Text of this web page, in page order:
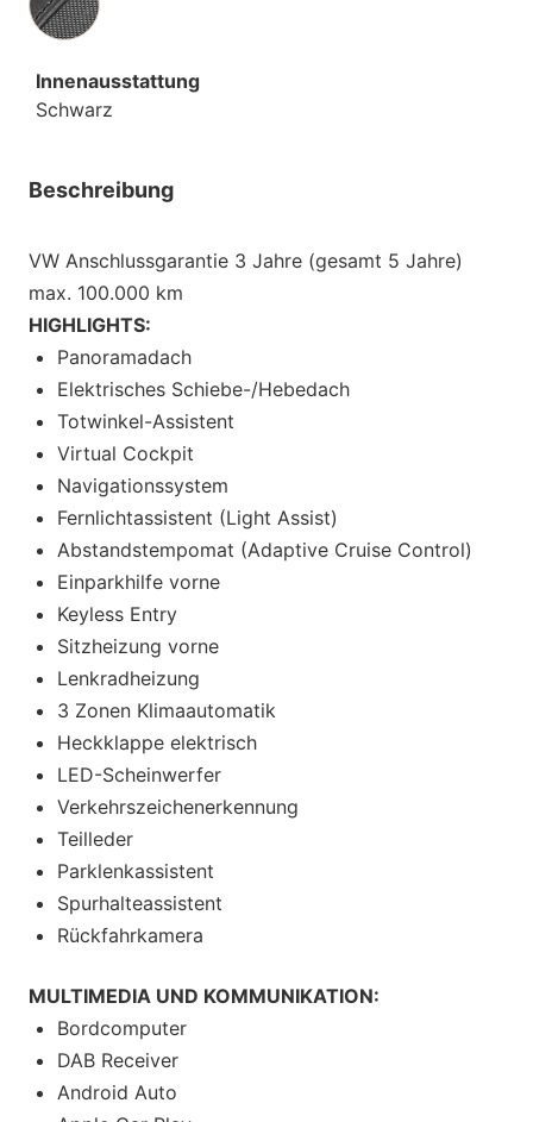
Innenausstattung
Schwarz
Beschreibung
VW Anschlussgarantie 3 Jahre (gesamt 5 Jahre)
max. 100.000 km
HIGHLIGHTS:
Panoramadach
Elektrisches Schiebe-/Hebedach
Totwinkel-Assistent
Virtual Cockpit
Navigationssystem
Fernlichtassistent (Light Assist)
Abstandstempomat (Adaptive Cruise Control)
Einparkhilfe vorne
Keyless Entry
Sitzheizung vorne
Lenkradheizung
3 Zonen Klimaautomatik
Heckklappe elektrisch
LED-Scheinwerfer
Verkehrszeichenerkennung
Teilleder
Parklenkassistent
Spurhalteassistent
Rückfahrkamera
MULTIMEDIA UND KOMMUNIKATION:
Bordcomputer
DAB Receiver
Android Auto